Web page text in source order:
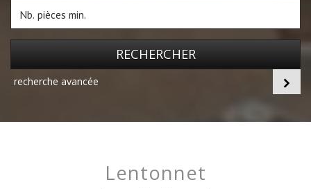
RECHERCHER
recherche avancée
lentonnet